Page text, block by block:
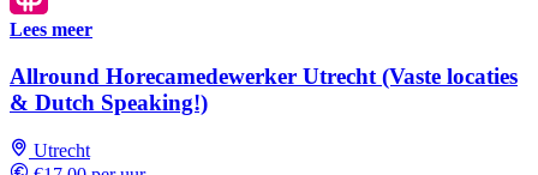
Lees meer
Allround Horecamedewerker Utrecht (Vaste locaties
& Dutch Speaking!)
Utrecht